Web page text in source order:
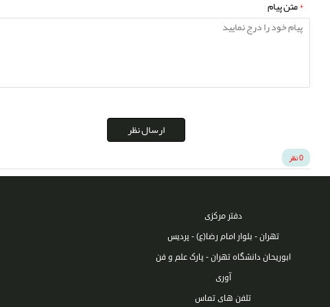
*متن پیام
ارسال نظر
0 نظر
دفتر مرکزی
تهران - بلوار امام رضا(ع) - پردیس
ابوریحان دانشگاه تهران - پارک علم و فن
آوری
تلفن های تماس